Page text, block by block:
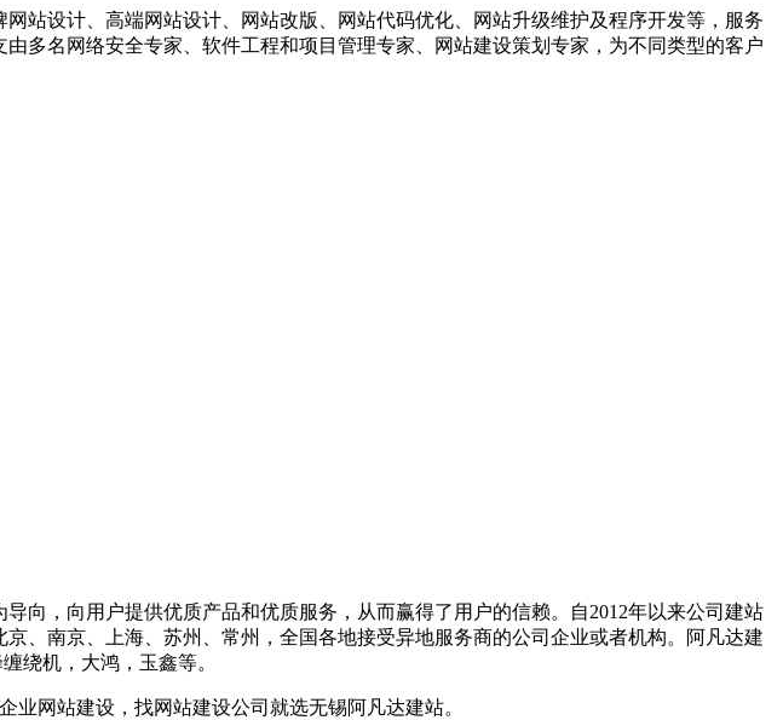
站设计、高端网站设计、网站改版、网站代码优化、网站升级维护及程序开发等，服务
多名网络安全专家、软件工程和项目管理专家、网站建设策划专家，为不同类型的客户
向，向用户提供优质产品和优质服务，从而赢得了用户的信赖。自2012年以来公司建站
、南京、上海、苏州、常州，全国各地接受异地服务商的公司企业或者机构。阿凡达建
绕机，大鸿，玉鑫等。
网站建设，找网站建设公司就选无锡阿凡达建站。